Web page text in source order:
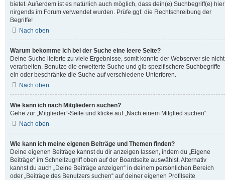
bietet. Außerdem ist es natürlich auch möglich, dass dein(e) Suchbegriff(e) hier
nirgends im Forum verwendet wurden. Prüfe ggf. die Rechtschreibung der
Begriffe!
Nach oben
Warum bekomme ich bei der Suche eine leere Seite?
Deine Suche lieferte zu viele Ergebnisse, somit konnte der Webserver sie nicht
verarbeiten. Benutze die erweiterte Suche und gib spezifischere Suchbegriffe
ein oder beschränke die Suche auf verschiedene Unterforen.
Nach oben
Wie kann ich nach Mitgliedern suchen?
Gehe zur „Mitglieder“-Seite und klicke auf „Nach einem Mitglied suchen“.
Nach oben
Wie kann ich meine eigenen Beiträge und Themen finden?
Deine eigenen Beiträge kannst du dir anzeigen lassen, indem du „Eigene
Beiträge“ im Schnellzugriff oben auf der Boardseite auswählst. Alternativ
kannst du auch „Deine Beiträge anzeigen“ in deinem persönlichen Bereich
oder „Beiträge des Benutzers suchen“ auf deiner eigenen Profilseite